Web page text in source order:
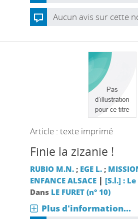
Aucun avis sur cette
Article : texte imprimé
Finie la zizanie !
RUBIO M.N.; EGE L.;
ENFANCE ALSACE | [S.l.] :
Dans LE FURET (n° 10)
Plus d'information...